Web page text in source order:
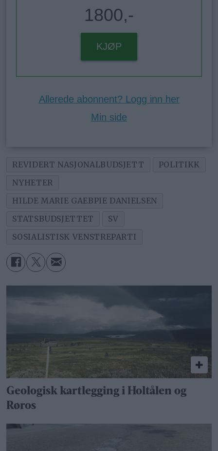
1800,-
KJØP
Allerede abonnent? Logg inn her
Min side
REVIDERT NASJONALBUDSJETT
POLITIKK
NYHETER
HILDE MARIE GAEBPIE DANIELSEN
STATSBUDSJETTET
SV
SOSIALISTISK VENSTREPARTI
Geologisk kartlegging i Holtålen og
Røros